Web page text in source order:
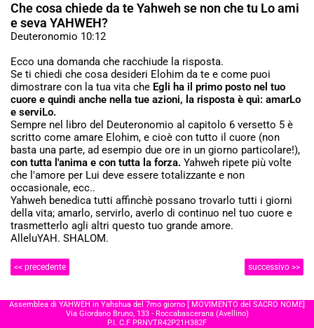
Che cosa chiede da te Yahweh se non che tu Lo ami
e seva YAHWEH?
Deuteronomio 10:12
Ecco una domanda che racchiude la risposta.
Se ti chiedi che cosa desideri Elohim da te e come puoi
dimostrare con la tua vita che Egli ha il primo posto nel tuo
cuore e quindi anche nella tue azioni, la risposta è quì: amarLo
e serviLo.
Sempre nel libro del Deuteronomio al capitolo 6 versetto 5 è
scritto come amare Elohim, e cioè con tutto il cuore (non
basta una parte, ad esempio due ore in un giorno particolare!),
con tutta l'anima e con tutta la forza. Yahweh ripete più volte
che l'amore per Lui deve essere totalizzante e non
occasionale, ecc..
Yahweh benedica tutti affinchè possano trovarlo tutti i giorni
della vita; amarlo, servirlo, averlo di continuo nel tuo cuore e
trasmetterlo agli altri questo tuo grande amore.
AlleluYAH. SHALOM.
<< precedente successivo >>
Assemblea di YAHWEH in Yahshua del 7mo giorno [ MOVIMENTO del SACRO NOME]
Via Giordano Bruno, 133 - Roccabascerana (Avellino)
P.I. C.F PRNVTR42P21H382F